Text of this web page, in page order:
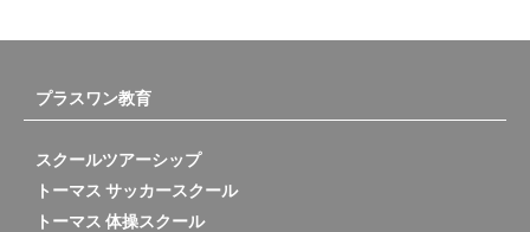
プラスワン教育
スクールツアーシップ
トーマス サッカースクール
トーマス 体操スクール